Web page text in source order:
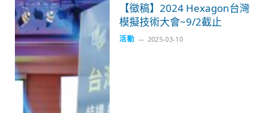
【徵稿】2024 Hexagon台灣
模擬技術大會~9/2截止
活動 2025-03-10